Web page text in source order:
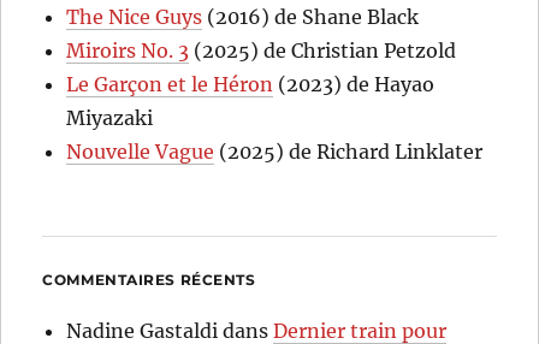
The Nice Guys (2016) de Shane Black
Miroirs No. 3 (2025) de Christian Petzold
Le Garçon et le Héron (2023) de Hayao
Miyazaki
Nouvelle Vague (2025) de Richard Linklater
COMMENTAIRES RÉCENTS
Nadine Gastaldi dansDernier train pour